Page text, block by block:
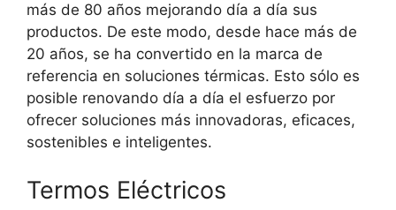
más de 80 años mejorando día a día sus
productos. De este modo, desde hace más de
20 años, se ha convertido en la marca de
referencia en soluciones térmicas. Esto sólo es
posible renovando día a día el esfuerzo por
ofrecer soluciones más innovadoras, eficaces,
sostenibles e inteligentes.
Termos Eléctricos